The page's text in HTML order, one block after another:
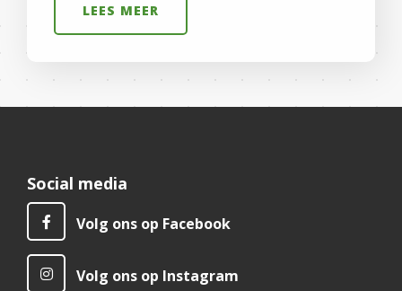
LEES MEER
Social media
Volg ons op Facebook
Volg ons op Instagram